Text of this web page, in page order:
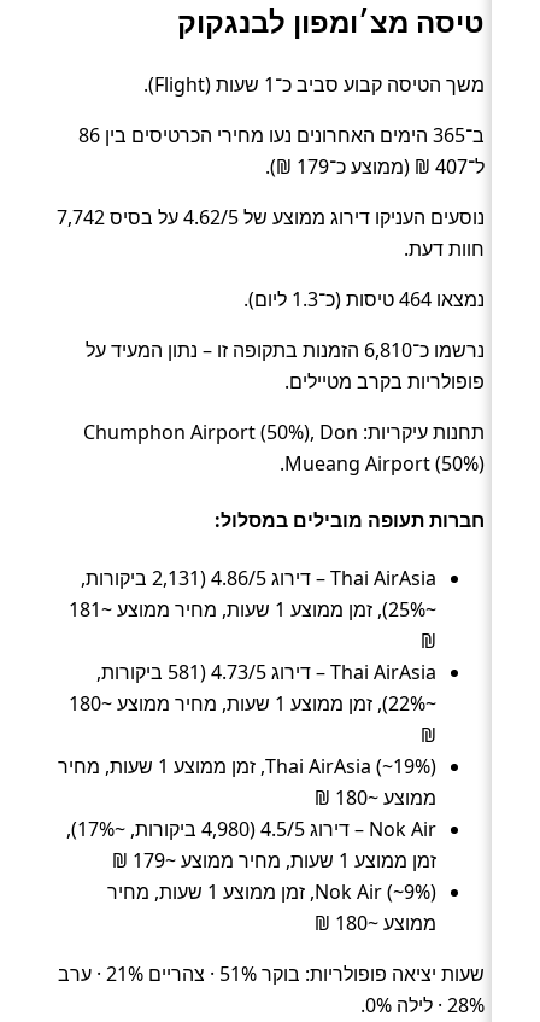
טיסה מצ׳ומפון לבנגקוק
משך הטיסה קבוע סביב כ־1 שעות (Flight).
ב־365 הימים האחרונים נעו מחירי הכרטיסים בין 86
ל־407 ₪ (ממוצע כ־179 ₪).
נוסעים העניקו דירוג ממוצע של 4.62/5 על בסיס 7,742
חוות דעת.
נמצאו 464 טיסות (כ־1.3 ליום).
נרשמו כ־6,810 הזמנות בתקופה זו – נתון המעיד על
פופולריות בקרב מטיילים.
תחנות עיקריות: Chumphon Airport (50%), Don
Mueang Airport (50%).
חברות תעופה מובילים במסלול:
Thai AirAsia – דירוג 4.86/5 (2,131 ביקורות,
~25%), זמן ממוצע 1 שעות, מחיר ממוצע ~181
₪
Thai AirAsia – דירוג 4.73/5 (581 ביקורות,
~22%), זמן ממוצע 1 שעות, מחיר ממוצע ~180
₪
Thai AirAsia (~19%), זמן ממוצע 1 שעות, מחיר
ממוצע ~180 ₪
Nok Air – דירוג 4.5/5 (4,980 ביקורות, ~17%),
זמן ממוצע 1 שעות, מחיר ממוצע ~179 ₪
Nok Air (~9%), זמן ממוצע 1 שעות, מחיר
ממוצע ~180 ₪
שעות יציאה פופולריות: בוקר 51% · צהריים 21% · ערב
28% · לילה 0%.